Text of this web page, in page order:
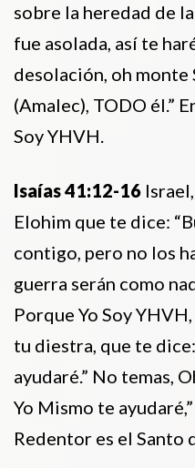
sobre la heredad de
fue asolada, así te
desolación, oh monte
(Amalec), TODO él.”
Soy YHVH.
Isaías 41:12-16
Elohim que te dice:
contigo, pero no los
guerra serán como
Porque Yo Soy
tu diestra, que te
ayudaré.” No temas,
Yo Mismo te
Redentor es el Santo